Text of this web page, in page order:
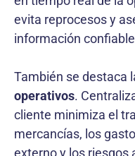
evita reprocesos y
información
También se destaca
operativos.
cliente minimiza el
mercancías, los
externo y los riesgos